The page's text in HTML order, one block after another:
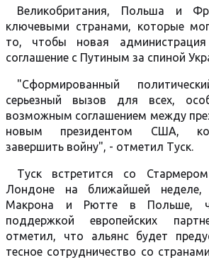
Великобритания, Польша и
ключевыми странами, которые
то, чтобы новая
соглашение с Путиным за спиной
"Сформированный
серьезный вызов для всех,
возможным соглашением между
новым президентом США,
завершить войну", - отметил Туск.
Туск встретится со
Лондоне на ближайшей
Макрона и Рютте в Польше,
поддержкой европейских
отметил, что альянс будет
тесное сотрудничество со